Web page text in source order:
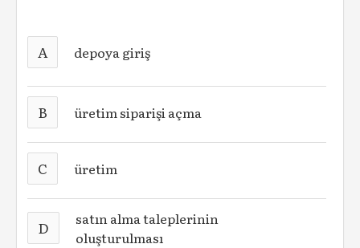
A depoya giriş
B üretim siparişi açma
C üretim
D
satın alma taleplerinin
oluşturulması